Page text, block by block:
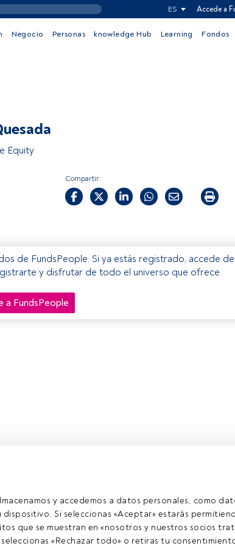
y accedemos a datos personales, como
Si seleccionas «Aceptar» estarás
que se muestran en «nosotros y nuestros socios
«Rechazar todo» o retiras tu
ES Accede a
Negocio Personas knowledge Hub Learning Fondos
Equity
Compartir:
de FundsPeople. Si ya estás registrado, accede
y disfrutar de todo el universo que ofrece
a FundsPeople